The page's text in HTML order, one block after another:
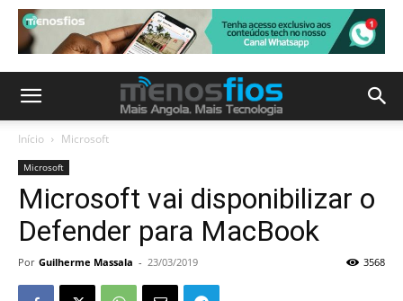
Início Microsoft
Microsoft
Microsoft vai disponibilizar o
Defender para MacBook
Por Guilherme Massala - 23/03/2019 3568